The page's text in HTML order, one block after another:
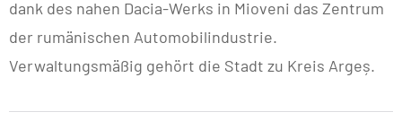
dank des nahen Dacia-Werks in Mioveni das Zentrum
der rumänischen Automobilindustrie.
Verwaltungsmäßig gehört die Stadt zu Kreis Argeș.